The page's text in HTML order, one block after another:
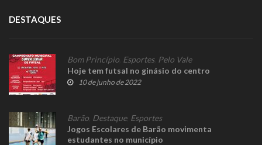
DESTAQUES
Bom Princípio Esportes, Pelo Vale
Hoje tem futsal no ginásio do centro
10 de junho de 2022
Barão Destaque, Esportes
Jogos Escolares de Barão movimenta
estudantes no município